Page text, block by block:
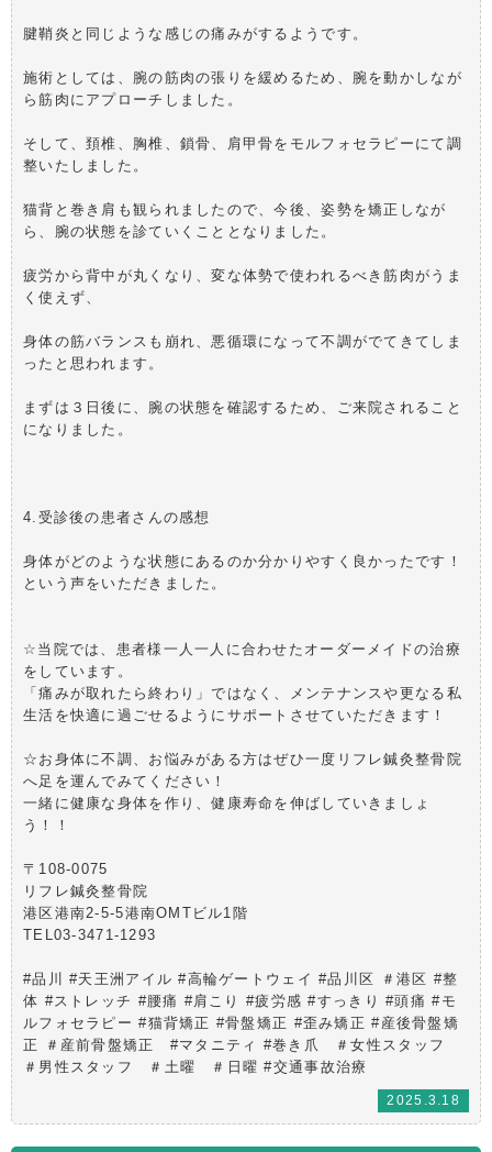
腱鞘炎と同じような感じの痛みがするようです。
施術としては、腕の筋肉の張りを緩めるため、腕を動かしなが
ら筋肉にアプローチしました。
そして、頚椎、胸椎、鎖骨、肩甲骨をモルフォセラピーにて調
整いたしました。
猫背と巻き肩も観られましたので、今後、姿勢を矯正しなが
ら、腕の状態を診ていくこととなりました。
疲労から背中が丸くなり、変な体勢で使われるべき筋肉がうま
く使えず、
身体の筋バランスも崩れ、悪循環になって不調がでてきてしま
ったと思われます。
まずは３日後に、腕の状態を確認するため、ご来院されること
になりました。
4.受診後の患者さんの感想
身体がどのような状態にあるのか分かりやすく良かったです！
という声をいただきました。
☆当院では、患者様一人一人に合わせたオーダーメイドの治療
をしています。
「痛みが取れたら終わり」ではなく、メンテナンスや更なる私
生活を快適に過ごせるようにサポートさせていただきます！
☆お身体に不調、お悩みがある方はぜひ一度リフレ鍼灸整骨院
へ足を運んでみてください！
一緒に健康な身体を作り、健康寿命を伸ばしていきましょ
う！！
〒108-0075
リフレ鍼灸整骨院
港区港南2-5-5港南OMTビル1階
TEL03-3471-1293
#品川 #天王洲アイル #高輪ゲートウェイ #品川区 ＃港区 #整
体 #ストレッチ #腰痛 #肩こり #疲労感 #すっきり #頭痛 #モ
ルフォセラピー #猫背矯正 #骨盤矯正 #歪み矯正 #産後骨盤矯
正 ＃産前骨盤矯正 #マタニティ #巻き爪 ＃女性スタッフ
＃男性スタッフ ＃土曜 ＃日曜 #交通事故治療
2025.3.18